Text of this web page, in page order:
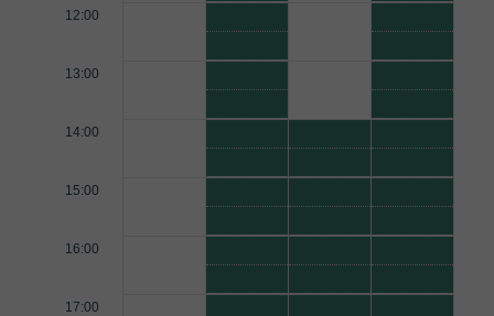
12:00
13:00
14:00
15:00
16:00
17:00